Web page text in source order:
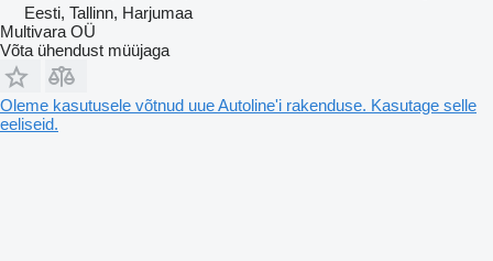
Eesti, Tallinn, Harjumaa
Multivara OÜ
Võta ühendust müüjaga
Oleme kasutusele võtnud uue Autoline'i rakenduse. Kasutage selle
eeliseid.